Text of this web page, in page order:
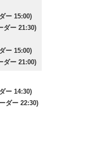
ー 15:00)
ダー 21:30)
ー 15:00)
ダー 21:00)
ー 14:30)
ダー 22:30)